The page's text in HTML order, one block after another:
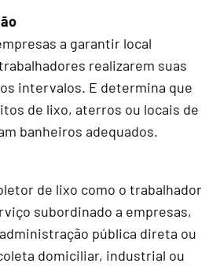
a garantir local
realizarem suas
intervalos. E determina que
de lixo, aterros ou locais de
banheiros adequados.
de lixo como o trabalhador
subordinado a empresas,
pública direta ou
domiciliar, industrial ou